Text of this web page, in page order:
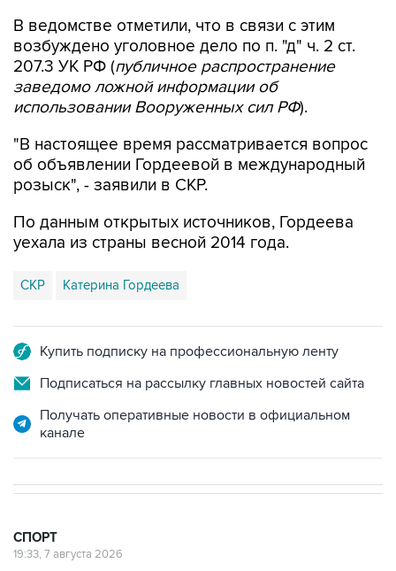
В ведомстве отметили, что в связи с этим
возбуждено уголовное дело по п. "д" ч. 2 ст.
207.3 УК РФ (публичное распространение
заведомо ложной информации об
использовании Вооруженных сил РФ).
"В настоящее время рассматривается вопрос
об объявлении Гордеевой в международный
розыск", - заявили в СКР.
По данным открытых источников, Гордеева
уехала из страны весной 2014 года.
СКР Катерина Гордеева
Купить подписку на профессиональную ленту
Подписаться на рассылку главных новостей сайта
Получать оперативные новости в официальном
канале
СПОРТ
19:33, 7 августа 2026